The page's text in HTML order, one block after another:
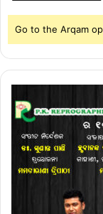
Go to the Arqam